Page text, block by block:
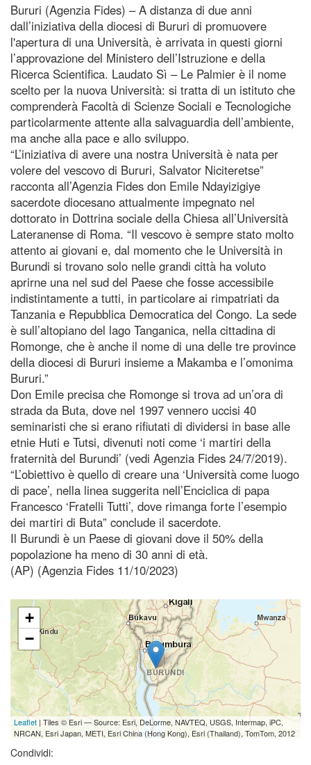
Bururi (Agenzia Fides) – A distanza di due anni
dall’iniziativa della diocesi di Bururi di promuovere
l'apertura di una Università, è arrivata in questi giorni
l’approvazione del Ministero dell’Istruzione e della
Ricerca Scientifica. Laudato Sì – Le Palmier è il nome
scelto per la nuova Università: si tratta di un istituto che
comprenderà Facoltà di Scienze Sociali e Tecnologiche
particolarmente attente alla salvaguardia dell’ambiente,
ma anche alla pace e allo sviluppo.
“L’iniziativa di avere una nostra Università è nata per
volere del vescovo di Bururi, Salvator Niciteretse”
racconta all’Agenzia Fides don Emile Ndayizigiye
sacerdote diocesano attualmente impegnato nel
dottorato in Dottrina sociale della Chiesa all’Università
Lateranense di Roma. “Il vescovo è sempre stato molto
attento ai giovani e, dal momento che le Università in
Burundi si trovano solo nelle grandi città ha voluto
aprirne una nel sud del Paese che fosse accessibile
indistintamente a tutti, in particolare ai rimpatriati da
Tanzania e Repubblica Democratica del Congo. La sede
è sull’altopiano del lago Tanganica, nella cittadina di
Romonge, che è anche il nome di una delle tre province
della diocesi di Bururi insieme a Makamba e l’omonima
Bururi.”
Don Emile precisa che Romonge si trova ad un’ora di
strada da Buta, dove nel 1997 vennero uccisi 40
seminaristi che si erano rifiutati di dividersi in base alle
etnie Huti e Tutsi, divenuti noti come ‘i martiri della
fraternità del Burundi’ (vedi Agenzia Fides 24/7/2019).
“L’obiettivo è quello di creare una ‘Università come luogo
di pace’, nella linea suggerita nell’Enciclica di papa
Francesco ‘Fratelli Tutti’, dove rimanga forte l’esempio
dei martiri di Buta” conclude il sacerdote.
Il Burundi è un Paese di giovani dove il 50% della
popolazione ha meno di 30 anni di età.
(AP) (Agenzia Fides 11/10/2023)
+
−
Leaflet | Tiles © Esri — Source: Esri, DeLorme, NAVTEQ, USGS, Intermap, iPC,
NRCAN, Esri Japan, METI, Esri China (Hong Kong), Esri (Thailand), TomTom, 2012
Condividi: